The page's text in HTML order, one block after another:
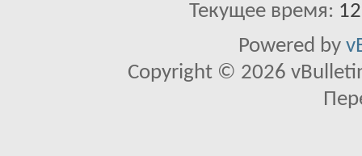
Текущее время:
Powered by
Copyright © 2026